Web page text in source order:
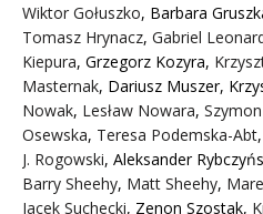
Wiktor Gołuszko, Barbara
Tomasz Hrynacz, Gabriel
Kiepura, Grzegorz Kozyra,
Masternak, Dariusz Muszer,
Nowak, Lesław Nowara,
Osewska, Teresa Podemska-Abt,
J. Rogowski, Aleksander
Barry Sheehy, Matt Sheehy,
Jacek Suchecki, Zenon Szostak,